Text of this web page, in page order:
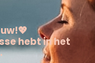
hebt in het